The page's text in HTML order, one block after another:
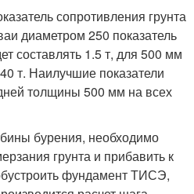
сопротивления грунта
диаметром 250 показатель
составлять 1.5 т, для 500 мм
т. Наилучшие показатели
толщины 500 мм на всех
бурения, необходимо
грунта и прибавить к
фундамент ТИСЭ,